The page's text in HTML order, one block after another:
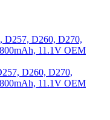
D260, D270,
11.1V OEM